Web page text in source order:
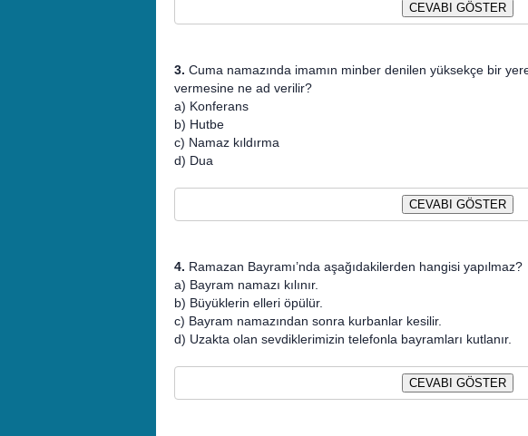
CEVABI GÖSTER
3. Cuma namazında imamın minber denilen yüksekçe bir
vermesine ne ad verilir?
a) Konferans
b) Hutbe
c) Namaz kıldırma
d) Dua
CEVABI GÖSTER
4. Ramazan Bayramı’nda aşağıdakilerden hangisi yapılmaz?
a) Bayram namazı kılınır.
b) Büyüklerin elleri öpülür.
c) Bayram namazından sonra kurbanlar kesilir.
d) Uzakta olan sevdiklerimizin telefonla bayramları kutlanır.
CEVABI GÖSTER